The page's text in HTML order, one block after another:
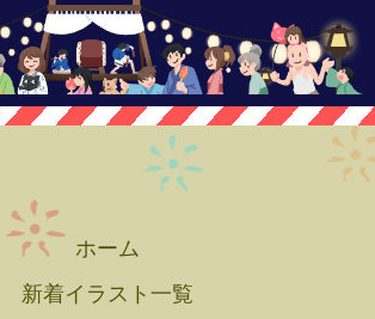
ホーム
新着イラスト一覧